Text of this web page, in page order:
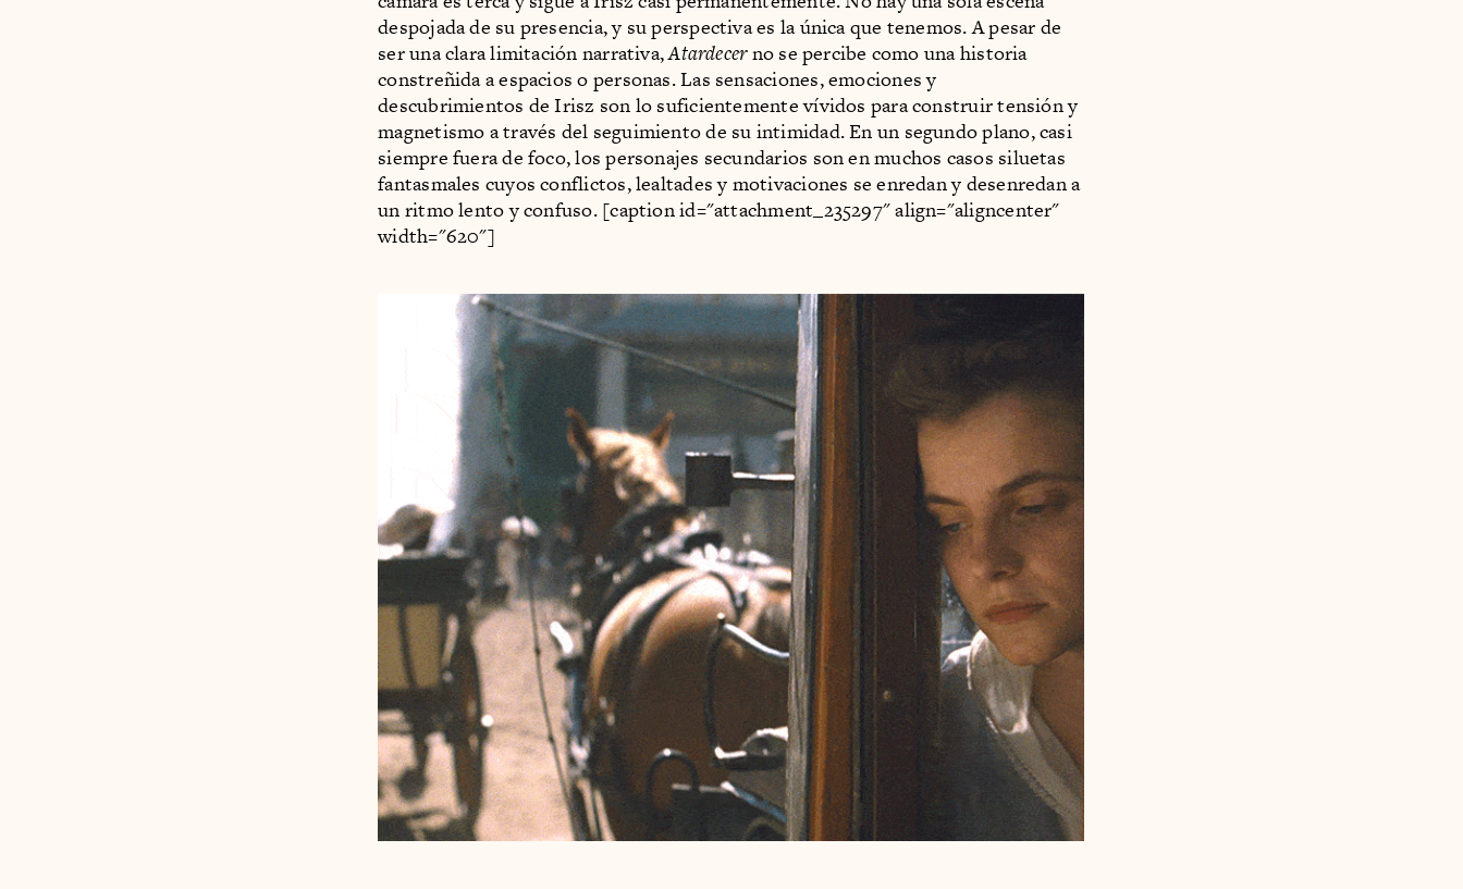
despojada de su presencia, y su perspectiva es la única que tenemos. A pesar de
ser una clara limitación narrativa,Atardecerno se percibe como una historia
constreñida a espacios o personas. Las sensaciones, emociones y
descubrimientos de Irisz son lo suficientemente vívidos para construir tensión y
magnetismo a través del seguimiento de su intimidad. En un segundo plano, casi
siempre fuera de foco, los personajes secundarios son en muchos casos siluetas
fantasmales cuyos conflictos, lealtades y motivaciones se enredan y desenredan a
un ritmo lento y confuso. [caption id="attachment_235297" align="aligncenter"
width="620"]